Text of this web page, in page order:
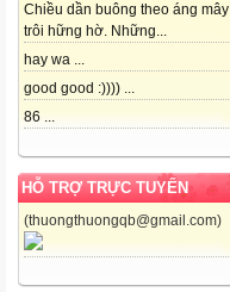
Chiều dần buông theo áng mây
trôi hững hờ. Những...
hay wa ...
good good :)))) ...
86 ...
HỖ TRỢ TRỰC TUYẾN
(thuongthuongqb@gmail.com)